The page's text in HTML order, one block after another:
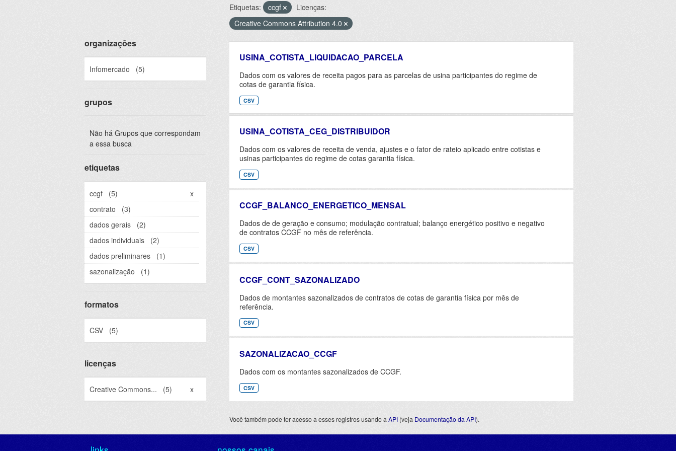
organizações
Infomercado (5)
grupos
Não há Grupos que correspondam
a essa busca
etiquetas
ccgf (5)
x
contrato
(3)
dados gerais
(2)
dados individuais
(2)
dados preliminares
(1)
sazonalização
(1)
formatos
CSV (5)
licenças
Creative Commons... (5) x
Etiquetas: ccgf
Licenças:
Creative Commons Attribution 4.0
USINA_COTISTA_LIQUIDACAO_PARCELA
Dados com os valores de receita pagos para as parcelas de usina participantes do regime de
cotas de garantia física.
CSV
USINA_COTISTA_CEG_DISTRIBUIDOR
Dados com os valores de receita de venda, ajustes e o fator de rateio aplicado entre cotistas e
usinas participantes do regime de cotas garantia física.
CSV
CCGF_BALANCO_ENERGETICO_MENSAL
Dados de de geração e consumo; modulação contratual; balanço energético positivo e negativo
de contratos CCGF no mês de referência.
CSV
CCGF_CONT_SAZONALIZADO
Dados de montantes sazonalizados de contratos de cotas de garantia física por mês de
referência.
CSV
SAZONALIZACAO_CCGF
Dados com os montantes sazonalizados de CCGF.
CSV
Você também pode ter acesso a esses registros usando a API (veja Documentação da API).